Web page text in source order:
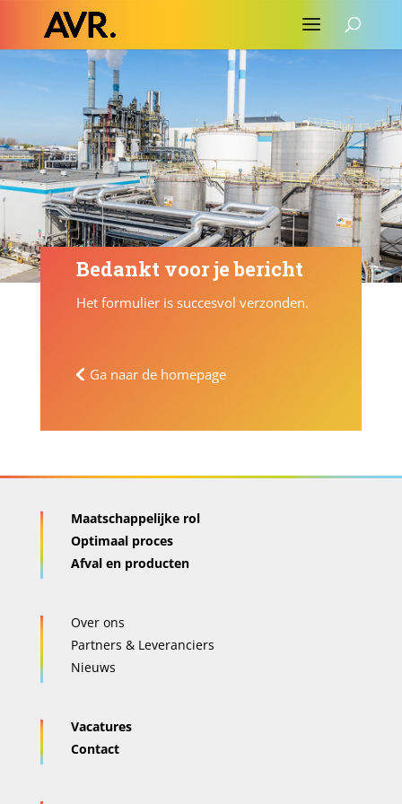
Bedankt voor je bericht
Het formulier is succesvol verzonden.
Ga naar de homepage
Maatschappelijke rol
Optimaal proces
Afval en producten
Over ons
Partners & Leveranciers
Nieuws
Vacatures
Contact